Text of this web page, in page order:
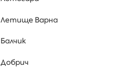
Летище Варна
Балчик
Добрич